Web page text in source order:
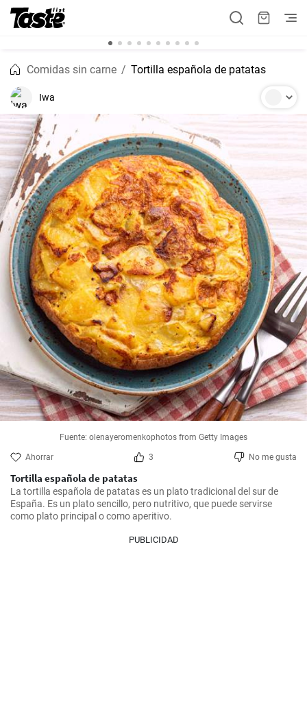
Comidas sin carne Tortilla española de patatas
Iwa
Fuente: olenayeromenkophotos from Getty Images
Ahorrar 3 No me gusta
Tortilla española de patatas
La tortilla española de patatas es un plato tradicional del sur de
España. Es un plato sencillo, pero nutritivo, que puede servirse
como plato principal o como aperitivo.
PUBLICIDAD